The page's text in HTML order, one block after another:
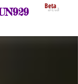
Beta